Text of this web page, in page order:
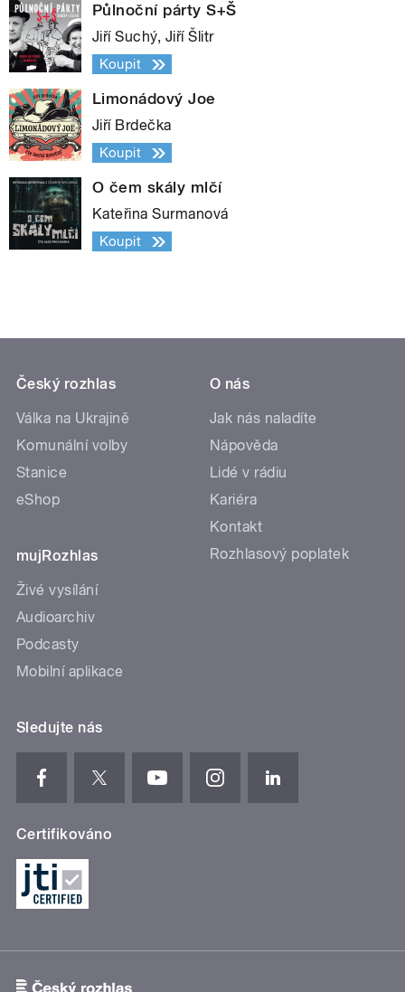
Půlnoční párty S+Š
Jiří Suchý, Jiří Šlitr
Koupit
Limonádový Joe
Jiří Brdečka
Koupit
O čem skály mlčí
Kateřina Surmanová
Koupit
Český rozhlas
Válka na Ukrajině
Komunální volby
Stanice
eShop
mujRozhlas
Živé vysílání
Audioarchiv
Podcasty
Mobilní aplikace
O nás
Jak nás naladíte
Nápověda
Lidé v rádiu
Kariéra
Kontakt
Rozhlasový poplatek
Sledujte nás
Certifikováno